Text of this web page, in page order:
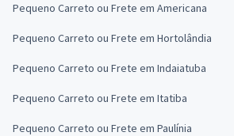
Pequeno Carreto ou Frete em Americana
Pequeno Carreto ou Frete em Hortolândia
Pequeno Carreto ou Frete em Indaiatuba
Pequeno Carreto ou Frete em Itatiba
Pequeno Carreto ou Frete em Paulínia